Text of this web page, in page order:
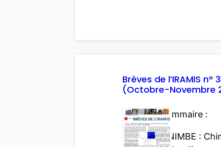
5
e
s
e
l
’
Brèves de l’IRAMIS n°
(Octobre-Novembre
Sommaire :
– NIMBE :